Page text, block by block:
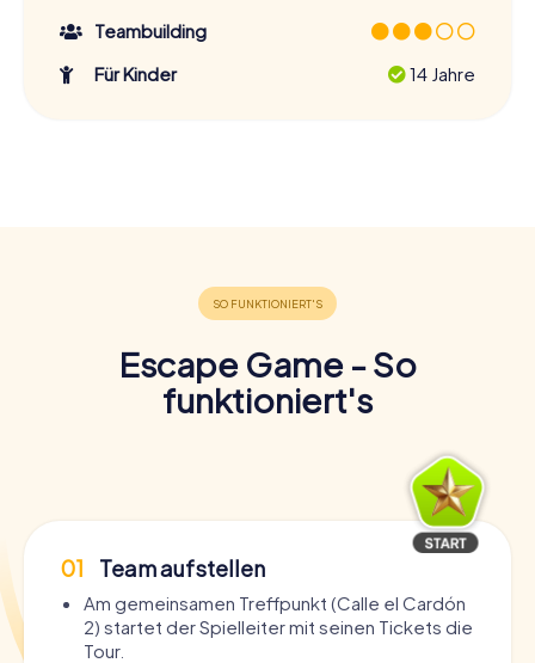
Teambuilding
Für Kinder
14 Jahre
Escape Game - So
funktioniert's
01 Team aufstellen
Am gemeinsamen Treffpunkt (Calle el Cardón
2) startet der Spielleiter mit seinen Tickets die
Tour.